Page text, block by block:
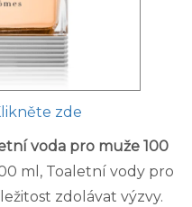
zde
voda pro muže 100
ml, Toaletní vody pro
zdolávat výzvy.